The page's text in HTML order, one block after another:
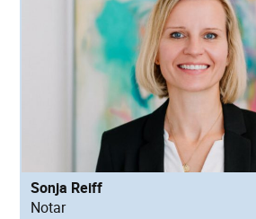
Sonja Reiff
Notar